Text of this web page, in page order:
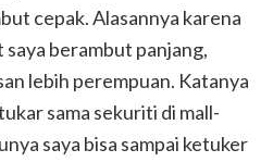
cepak. Alasannya karena
saya berambut panjang,
lebih perempuan. Katanya
sama sekuriti di mall-
saya bisa sampai ketuker